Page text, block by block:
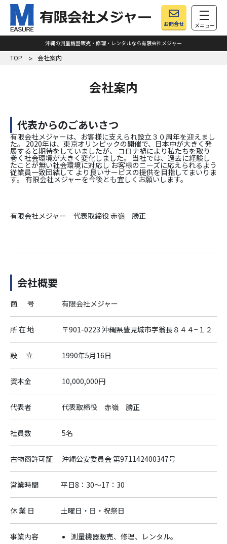
お問合せ メニュー
沖縄の測量機器販売・修理・レンタルなら有限会社メジャー
TOP 会社案内
会社案内
代表からのごあいさつ
有限会社メジャーは、お客様に支えられ設立３０周年を迎えまし
た。 2020年は、東京オリンピックの開催で、日本中が大きく発
展すると期待をしていましたが、 コロナ禍により私たちを取り
巻く社会環境が大きく変化しました。 当社では、過去に経験し
たことが無い社会環境に対応し お客様のニーズに応えられるよう
従業員一致団結して より良いサービスの提供を目指してまいりま
す。 有限会社メジャーを今後とも宜しくお願いします。
有限会社メジャー 代表取締役 赤嶺 勝正
会社概要
商 号 有限会社メジャー
所 在 地 〒901-0223 沖縄県豊見城市字翁長８４４−１２
設 立 1990年5月16日
資本金 10,000,000円
代表者 代表取締役 赤嶺 勝正
社員数 5名
古物商許可証 沖縄公安委員会 第971142400347号
営業時間 平日8：30～17：30
休 業 日 土曜日・日・祝祭日
事業内容
測量機器販売、修理、レンタル。